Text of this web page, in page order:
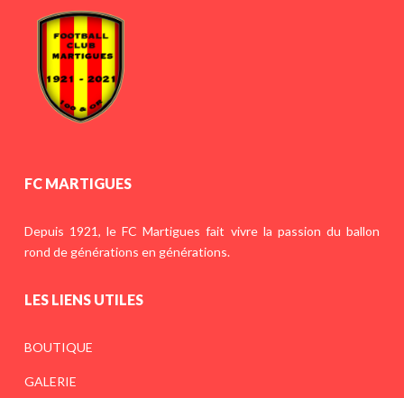
FC MARTIGUES
Depuis 1921, le FC Martigues fait vivre la passion du ballon
rond de générations en générations.
LES LIENS UTILES
BOUTIQUE
GALERIE